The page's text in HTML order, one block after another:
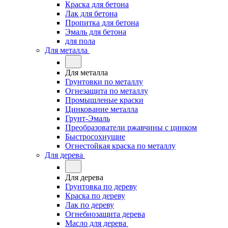
Краска для бетона
Лак для бетона
Пропитка для бетона
Эмаль для бетона
для пола
Для металла
Для металла
Грунтовки по металлу
Огнезащита по металлу
Промышленые краски
Цинкование металла
Грунт-Эмаль
Преобразователи ржавчины с цинком
Быстросохнущие
Огнестойкая краска по металлу
Для дерева
Для дерева
Грунтовка по дереву
Краска по дереву
Лак по дереву
Огнебиозащита дерева
Масло для дерева